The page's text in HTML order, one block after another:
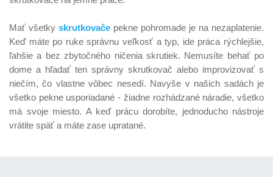
Mať všetky skrutkovače pekne pohromade je na nezaplatenie.
Keď máte po ruke správnu veľkosť a typ, ide práca rýchlejšie,
ľahšie a bez zbytočného ničenia skrutiek. Nemusíte behať po
dome a hľadať ten správny skrutkovač alebo improvizovať s
niečím, čo vlastne vôbec nesedí. Navyše v našich sadách je
všetko pekne usporiadané - žiadne rozhádzané náradie, všetko
má svoje miesto. A keď prácu dorobíte, jednoducho nástroje
vrátite späť a máte zase upratané.